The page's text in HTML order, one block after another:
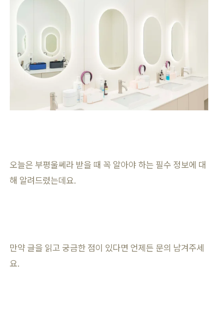
오늘은 부평울쎄라 받을 때 꼭 알아야 하는 필수 정보에 대
해 알려드렸는데요.
만약 글을 읽고 궁금한 점이 있다면 언제든 문의 남겨주세
요.